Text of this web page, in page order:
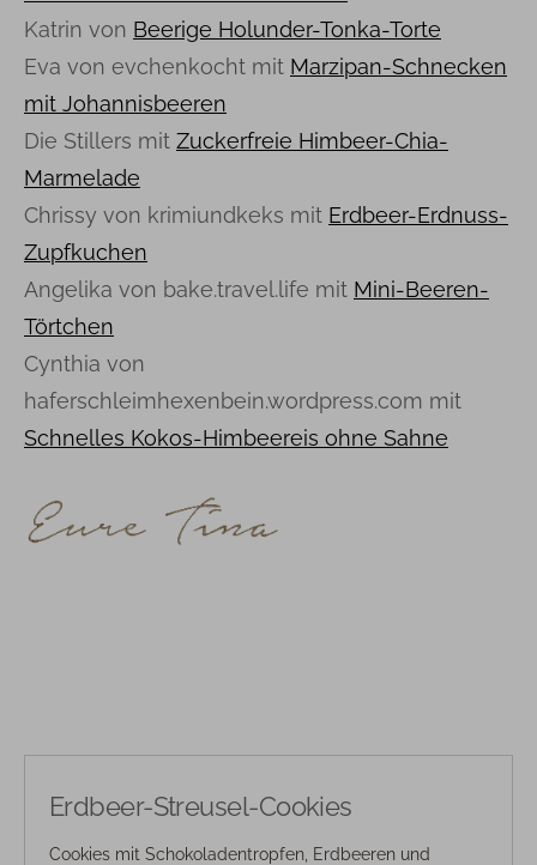
Katrin von Beerige Holunder-Tonka-Torte
Eva von evchenkocht mit Marzipan-Schnecken
mit Johannisbeeren
Die Stillers mit Zuckerfreie Himbeer-Chia-
Marmelade
Chrissy von krimiundkeks mit Erdbeer-Erdnuss-
Zupfkuchen
Angelika von bake.travel.life mit Mini-Beeren-
Törtchen
Cynthia von
haferschleimhexenbein.wordpress.com mit
Schnelles Kokos-Himbeereis ohne Sahne
Erdbeer-Streusel-Cookies
Cookies mit Schokoladentropfen, Erdbeeren und